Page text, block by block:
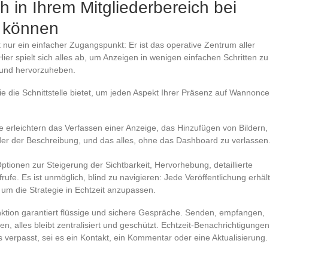
in Ihrem Mitgliederbereich bei
ein einfacher Zugangspunkt: Er ist das operative Zentrum aller
spielt sich alles ab, um Anzeigen in wenigen einfachen Schritten zu
hervorzuheben.
die Schnittstelle bietet, um jeden Aspekt Ihrer Präsenz auf Wannonce
erleichtern das Verfassen einer Anzeige, das Hinzufügen von Bildern,
der Beschreibung, und das alles, ohne das Dashboard zu verlassen.
zur Steigerung der Sichtbarkeit, Hervorhebung, detaillierte
Es ist unmöglich, blind zu navigieren: Jede Veröffentlichung erhält
die Strategie in Echtzeit anzupassen.
garantiert flüssige und sichere Gespräche. Senden, empfangen,
alles bleibt zentralisiert und geschützt. Echtzeit-Benachrichtigungen
sei es ein Kontakt, ein Kommentar oder eine Aktualisierung.